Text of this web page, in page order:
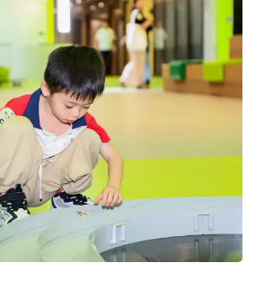
车知识小课堂上趣味互动，轻
后亲手拼装小车，于赛道上尽
探索，都在悄悄浇灌着属于下